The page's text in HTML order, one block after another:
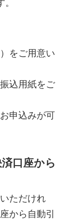
をご用意い
込用紙をご
申込みが可
口座から
ただけれ
から自動引